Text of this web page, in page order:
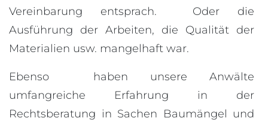
Vereinbarung entsprach. Oder die
Ausführung der Arbeiten, die Qualität der
Materialien usw. mangelhaft war.
Ebenso haben unsere Anwälte
umfangreiche Erfahrung in der
Rechtsberatung in Sachen Baumängel und